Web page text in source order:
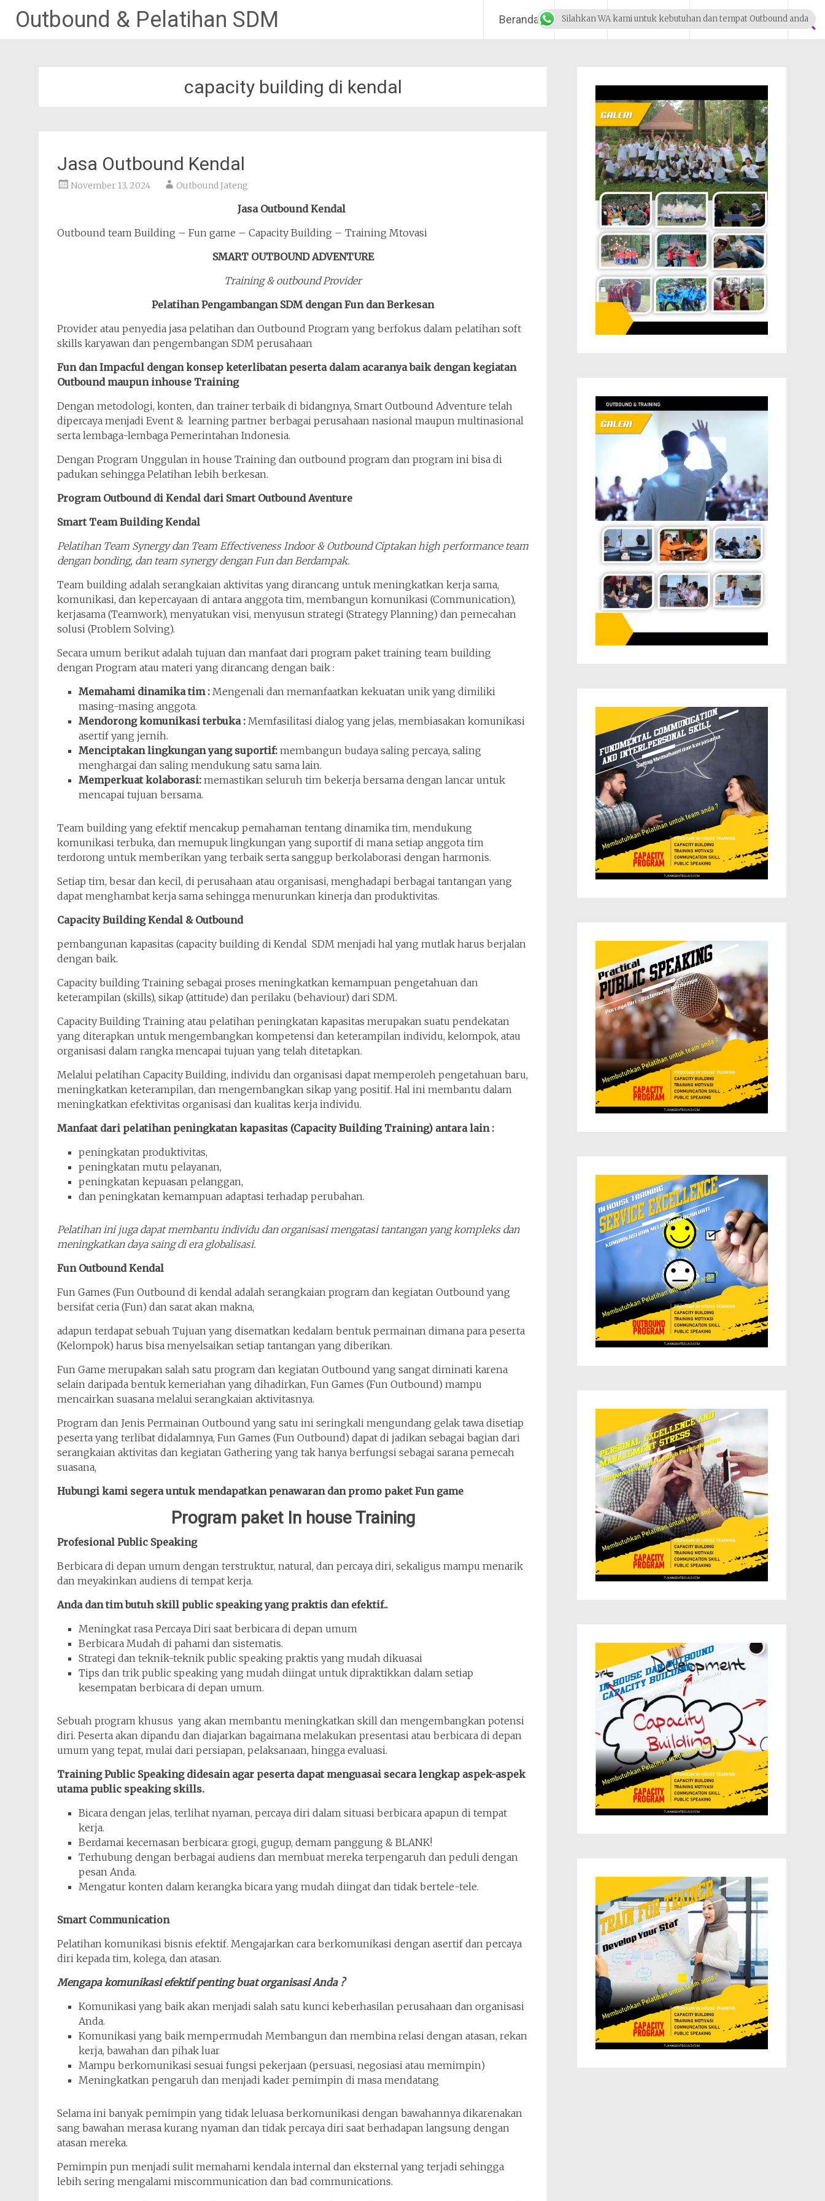
Outbound & Pelatihan SDM Beranda Blog Klien Kami Tentang Kami
capacity building di kendal
Jasa Outbound Kendal
November 13, 2024 Outbound Jateng
Jasa Outbound Kendal
Outbound team Building – Fun game – Capacity Building – Training Mtovasi
SMART OUTBOUND ADVENTURE
Training & outbound Provider
Pelatihan Pengambangan SDM dengan Fun dan Berkesan
Provider atau penyedia jasa pelatihan dan Outbound Program yang berfokus dalam pelatihan soft
skills karyawan dan pengembangan SDM perusahaan
Fun dan Impacful dengan konsep keterlibatan peserta dalam acaranya baik dengan kegiatan
Outbound maupun inhouse Training
Dengan metodologi, konten, dan trainer terbaik di bidangnya, Smart Outbound Adventure telah
dipercaya menjadi Event & learning partner berbagai perusahaan nasional maupun multinasional
serta lembaga-lembaga Pemerintahan Indonesia.
Dengan Program Unggulan in house Training dan outbound program dan program ini bisa di
padukan sehingga Pelatihan lebih berkesan.
Program Outbound di Kendal dari Smart Outbound Aventure
Smart Team Building Kendal
Pelatihan Team Synergy dan Team Effectiveness Indoor & Outbound Ciptakan high performance team
dengan bonding, dan team synergy dengan Fun dan Berdampak.
Team building adalah serangkaian aktivitas yang dirancang untuk meningkatkan kerja sama,
komunikasi, dan kepercayaan di antara anggota tim, membangun komunikasi (Communication),
kerjasama (Teamwork), menyatukan visi, menyusun strategi (Strategy Planning) dan pemecahan
solusi (Problem Solving).
Secara umum berikut adalah tujuan dan manfaat dari program paket training team building
dengan Program atau materi yang dirancang dengan baik :
Memahami dinamika tim : Mengenali dan memanfaatkan kekuatan unik yang dimiliki
masing-masing anggota.
Mendorong komunikasi terbuka : Memfasilitasi dialog yang jelas, membiasakan komunikasi
asertif yang jernih.
Menciptakan lingkungan yang suportif: membangun budaya saling percaya, saling
menghargai dan saling mendukung satu sama lain.
Memperkuat kolaborasi: memastikan seluruh tim bekerja bersama dengan lancar untuk
mencapai tujuan bersama.
Team building yang efektif mencakup pemahaman tentang dinamika tim, mendukung
komunikasi terbuka, dan memupuk lingkungan yang suportif di mana setiap anggota tim
terdorong untuk memberikan yang terbaik serta sanggup berkolaborasi dengan harmonis.
Setiap tim, besar dan kecil, di perusahaan atau organisasi, menghadapi berbagai tantangan yang
dapat menghambat kerja sama sehingga menurunkan kinerja dan produktivitas.
Capacity Building Kendal & Outbound
pembangunan kapasitas (capacity building di Kendal SDM menjadi hal yang mutlak harus berjalan
dengan baik.
Capacity building Training sebagai proses meningkatkan kemampuan pengetahuan dan
keterampilan (skills), sikap (attitude) dan perilaku (behaviour) dari SDM.
Capacity Building Training atau pelatihan peningkatan kapasitas merupakan suatu pendekatan
yang diterapkan untuk mengembangkan kompetensi dan keterampilan individu, kelompok, atau
organisasi dalam rangka mencapai tujuan yang telah ditetapkan.
Melalui pelatihan Capacity Building, individu dan organisasi dapat memperoleh pengetahuan baru,
meningkatkan keterampilan, dan mengembangkan sikap yang positif. Hal ini membantu dalam
meningkatkan efektivitas organisasi dan kualitas kerja individu.
Manfaat dari pelatihan peningkatan kapasitas (Capacity Building Training) antara lain :
peningkatan produktivitas,
peningkatan mutu pelayanan,
peningkatan kepuasan pelanggan,
dan peningkatan kemampuan adaptasi terhadap perubahan.
Pelatihan ini juga dapat membantu individu dan organisasi mengatasi tantangan yang kompleks dan
meningkatkan daya saing di era globalisasi.
Fun Outbound Kendal
Fun Games (Fun Outbound di kendal adalah serangkaian program dan kegiatan Outbound yang
bersifat ceria (Fun) dan sarat akan makna,
adapun terdapat sebuah Tujuan yang disematkan kedalam bentuk permainan dimana para peserta
(Kelompok) harus bisa menyelsaikan setiap tantangan yang diberikan.
Fun Game merupakan salah satu program dan kegiatan Outbound yang sangat diminati karena
selain daripada bentuk kemeriahan yang dihadirkan, Fun Games (Fun Outbound) mampu
mencairkan suasana melalui serangkaian aktivitasnya.
Program dan Jenis Permainan Outbound yang satu ini seringkali mengundang gelak tawa disetiap
peserta yang terlibat didalamnya, Fun Games (Fun Outbound) dapat di jadikan sebagai bagian dari
serangkaian aktivitas dan kegiatan Gathering yang tak hanya berfungsi sebagai sarana pemecah
suasana,
Hubungi kami segera untuk mendapatkan penawaran dan promo paket Fun game
Program paket In house Training
Profesional Public Speaking
Berbicara di depan umum dengan terstruktur, natural, dan percaya diri, sekaligus mampu menarik
dan meyakinkan audiens di tempat kerja.
Anda dan tim butuh skill public speaking yang praktis dan efektif..
Meningkat rasa Percaya Diri saat berbicara di depan umum
Berbicara Mudah di pahami dan sistematis.
Strategi dan teknik-teknik public speaking praktis yang mudah dikuasai
Tips dan trik public speaking yang mudah diingat untuk dipraktikkan dalam setiap
kesempatan berbicara di depan umum.
Sebuah program khusus yang akan membantu meningkatkan skill dan mengembangkan potensi
diri. Peserta akan dipandu dan diajarkan bagaimana melakukan presentasi atau berbicara di depan
umum yang tepat, mulai dari persiapan, pelaksanaan, hingga evaluasi.
Training Public Speaking didesain agar peserta dapat menguasai secara lengkap aspek-aspek
utama public speaking skills.
Bicara dengan jelas, terlihat nyaman, percaya diri dalam situasi berbicara apapun di tempat
kerja.
Berdamai kecemasan berbicara: grogi, gugup, demam panggung & BLANK!
Terhubung dengan berbagai audiens dan membuat mereka terpengaruh dan peduli dengan
pesan Anda.
Mengatur konten dalam kerangka bicara yang mudah diingat dan tidak bertele-tele.
Smart Communication
Pelatihan komunikasi bisnis efektif. Mengajarkan cara berkomunikasi dengan asertif dan percaya
diri kepada tim, kolega, dan atasan.
Mengapa komunikasi efektif penting buat organisasi Anda ?
Komunikasi yang baik akan menjadi salah satu kunci keberhasilan perusahaan dan organisasi
Anda.
Komunikasi yang baik mempermudah Membangun dan membina relasi dengan atasan, rekan
kerja, bawahan dan pihak luar
Mampu berkomunikasi sesuai fungsi pekerjaan (persuasi, negosiasi atau memimpin)
Meningkatkan pengaruh dan menjadi kader pemimpin di masa mendatang
Selama ini banyak pemimpin yang tidak leluasa berkomunikasi dengan bawahannya dikarenakan
sang bawahan merasa kurang nyaman dan tidak percaya diri saat berhadapan langsung dengan
atasan mereka.
Pemimpin pun menjadi sulit memahami kendala internal dan eksternal yang terjadi sehingga
lebih sering mengalami miscommunication dan bad communications.
Silahkan WA kami untuk kebutuhan dan tempat Outbound anda